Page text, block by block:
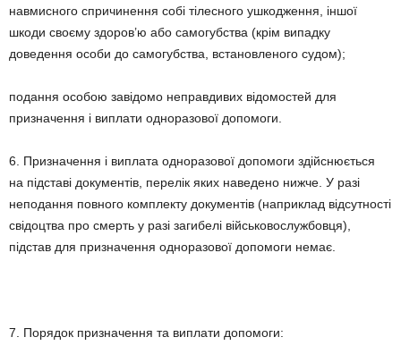
навмисного спричинення собі тілесного ушкодження, іншої
шкоди своєму здоров’ю або самогубства (крім випадку
доведення особи до самогубства, встановленого судом);
подання особою завідомо неправдивих відомостей для
призначення і виплати одноразової допомоги.
6. Призначення і виплата одноразової допомоги здійснюється
на підставі документів, перелік яких наведено нижче. У разі
неподання повного комплекту документів (наприклад відсутності
свідоцтва про смерть у разі загибелі військовослужбовця),
підстав для призначення одноразової допомоги немає.
7. Порядок призначення та виплати допомоги: